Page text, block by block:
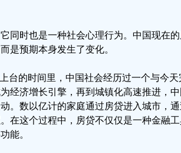
同时也是一种社会心理行为。中国现在
是预期本身发生了变化。
台的时间里，中国社会经历过一个与今
经济增长引擎，再到城镇化高速推进，
。数以亿计的家庭通过房贷进入城市，
在这个过程中，房贷不仅仅是一种金融
能。